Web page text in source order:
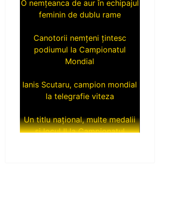
feminin de dublu rame
podiumul la Campionatul
Mondial
la telegrafie viteza
și locul II la Campionatul
Național Under 20